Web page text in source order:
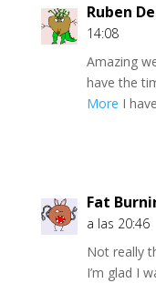
Ruben
14:08
Amazing
have the
More I
Fat
a las 20:46
Not really
I’m glad I